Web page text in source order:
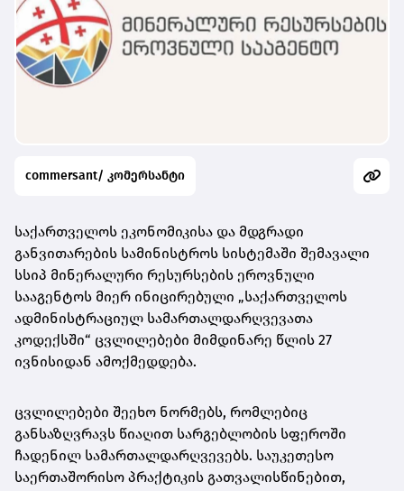
commersant/ კომერსანტი
საქართველოს ეკონომიკისა და მდგრადი
განვითარების სამინისტროს სისტემაში შემავალი
სსიპ მინერალური რესურსების ეროვნული
სააგენტოს მიერ ინიცირებული „საქართველოს
ადმინისტრაციულ სამართალდარღვევათა
კოდექსში“ ცვლილებები მიმდინარე წლის 27
ივნისიდან ამოქმედდება.
ცვლილებები შეეხო ნორმებს, რომლებიც
განსაზღვრავს წიაღით სარგებლობის სფეროში
ჩადენილ სამართალდარღვევებს. საუკეთესო
საერთაშორისო პრაქტიკის გათვალისწინებით,